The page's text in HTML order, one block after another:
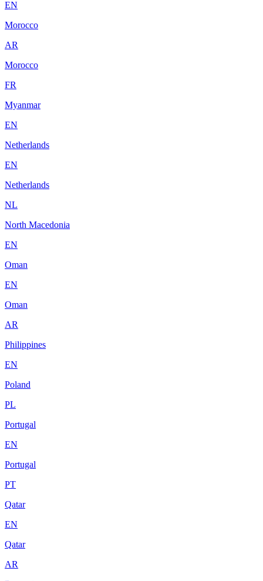
EN
Morocco
AR
Morocco
FR
Myanmar
EN
Netherlands
EN
Netherlands
NL
North Macedonia
EN
Oman
EN
Oman
AR
Philippines
EN
Poland
PL
Portugal
EN
Portugal
PT
Qatar
EN
Qatar
AR